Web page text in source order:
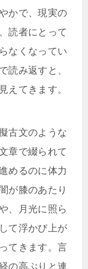
かで、現実の
読者にとって
なくなってい
読み返すと、
えてきます。
古文のような
章で綴られて
めるのに体力
が膝のあたり
、月光に照ら
て浮かび上が
てきます。言
の高ぶりと連